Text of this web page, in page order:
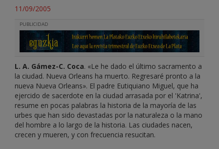
11/09/2005
PUBLICIDAD
L. A. Gámez-C. Coca. «Le he dado el último sacramento a
la ciudad. Nueva Orleans ha muerto. Regresaré pronto a la
nueva Nueva Orleans». El padre Eutiquiano Miguel, que ha
ejercido de sacerdote en la ciudad arrasada por el 'Katrina',
resume en pocas palabras la historia de la mayoría de las
urbes que han sido devastadas por la naturaleza o la mano
del hombre a lo largo de la historia. Las ciudades nacen,
crecen y mueren, y con frecuencia resucitan.